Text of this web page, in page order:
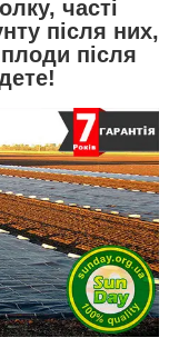
часті
після них,
після